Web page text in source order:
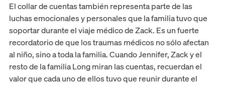
El collar de cuentas también representa parte de las
luchas emocionales y personales que la familia tuvo que
soportar durante el viaje médico de Zack. Es un fuerte
recordatorio de que los traumas médicos no sólo afectan
al niño, sino a toda la familia. Cuando Jennifer, Zack y el
resto de la familia Long miran las cuentas, recuerdan el
valor que cada uno de ellos tuvo que reunir durante el